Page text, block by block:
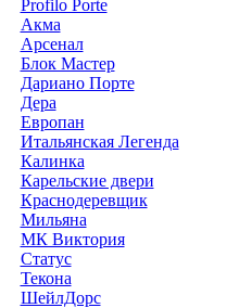
Profilo Porte
Акма
Арсенал
Блок Мастер
Дариано Порте
Дера
Европан
Итальянская Легенда
Калинка
Карельские двери
Краснодеревщик
Мильяна
МК Виктория
Статус
Текона
ШейлДорс